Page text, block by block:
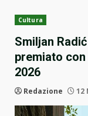
Cultura
Smiljan
premiato
2026
Redazione 12